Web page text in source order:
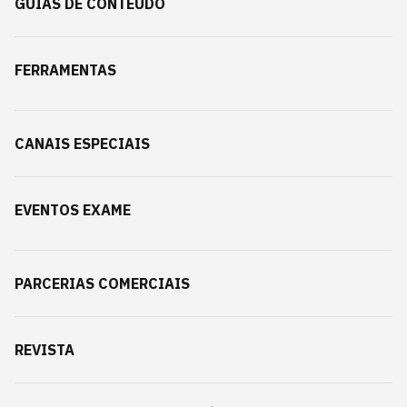
GUIAS DE CONTEÚDO
FERRAMENTAS
CANAIS ESPECIAIS
EVENTOS EXAME
PARCERIAS COMERCIAIS
REVISTA